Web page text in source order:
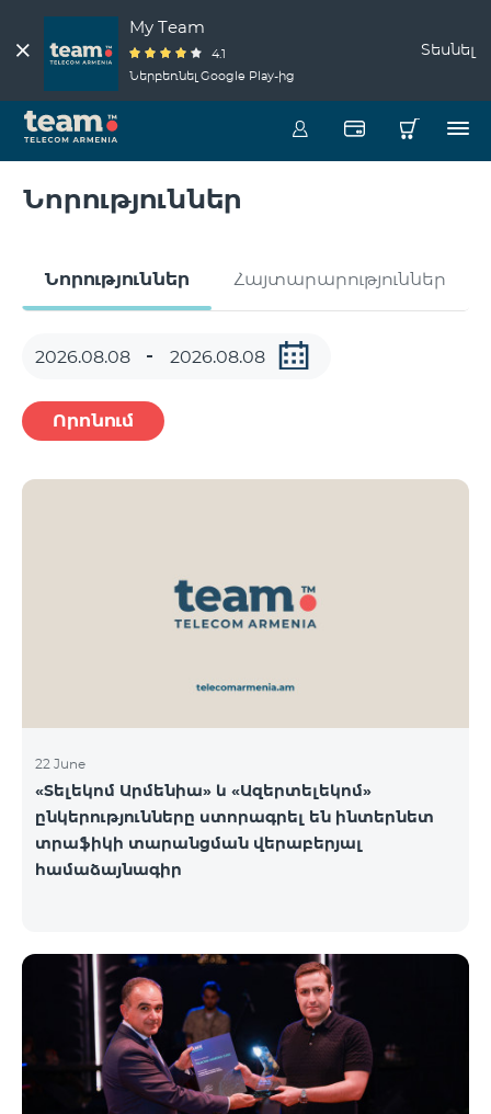
My Team
4.1
Ներբեռնել Google Play-ից
Տեսնել
Նորություններ
Նորություններ Հայտարարություններ
Որոնում
22 June
«Տելեկոմ Արմենիա» և «Ազերտելեկոմ»
ընկերությունները ստորագրել են ինտերնետ
տրաֆիկի տարանցման վերաբերյալ
համաձայնագիր